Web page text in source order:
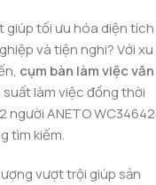
giúp tối ưu hóa diện tích
và tiện nghi? Với xu
cụm bàn làm việc văn
làm việc đồng thời
người ANETO WC34642
tìm kiếm.
vượt trội giúp sản